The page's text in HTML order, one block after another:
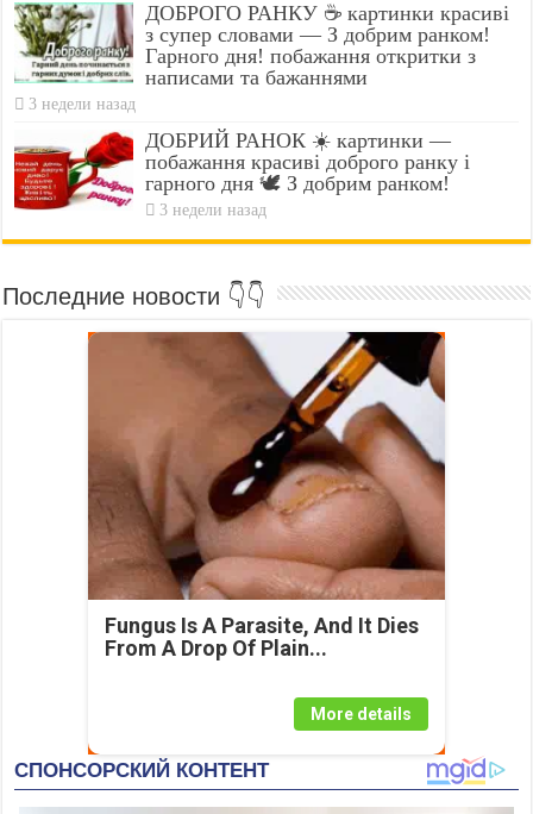
ДОБРОГО РАНКУ ☕ картинки красиві
з супер словами — З добрим ранком!
Гарного дня! побажання откритки з
написами та бажаннями
3 недели назад
ДОБРИЙ РАНОК ☀️ картинки —
побажання красиві доброго ранку і
гарного дня 🕊️ З добрим ранком!
3 недели назад
Последние новости 👇👇
Fungus Is A Parasite, And It Dies
From A Drop Of Plain...
More details